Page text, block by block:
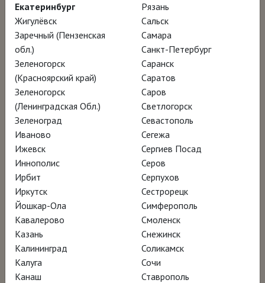
Хокни всегда отличала удивительная
энергия, и даже в почтенном возрасте за 80
лет он не считал нужным сбавить обороты
или притушить свою знаменитую
художественную дерзость и продолжал
писать картины и лично отбирать работы
для выставок. Отталкиваясь от двух
масштабных ретроспектив художника,
организованных Королевской академией
художеств в 2012-м и в 2016-м, и
основываясь на серии откровенных и
глубоких интервью с самим Хокни,
режиссёр Фил Грабски создаёт
кинематографический портрет одного из
крупнейших мастеров XXI века.
Екатеринбург
Жигулёвск
Заречный (Пензенская
обл.)
Зеленогорск
(Красноярский край)
Зеленогорск
(Ленинградская Обл.)
Зеленоград
Иваново
Ижевск
Иннополис
Ирбит
Иркутск
Йошкар-Ола
Кавалерово
Казань
Калининград
Калуга
Канаш
Рязань
Сальск
Самара
Санкт-Петербург
Саранск
Саратов
Саров
Светлогорск
Севастополь
Сегежа
Сергиев Посад
Серов
Серпухов
Сестрорецк
Симферополь
Смоленск
Снежинск
Соликамск
Сочи
Ставрополь